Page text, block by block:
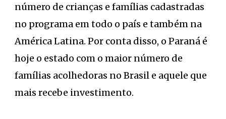
número de crianças e famílias cadastradas
no programa em todo o país e também na
América Latina. Por conta disso, o Paraná é
hoje o estado com o maior número de
famílias acolhedoras no Brasil e aquele que
mais recebe investimento.